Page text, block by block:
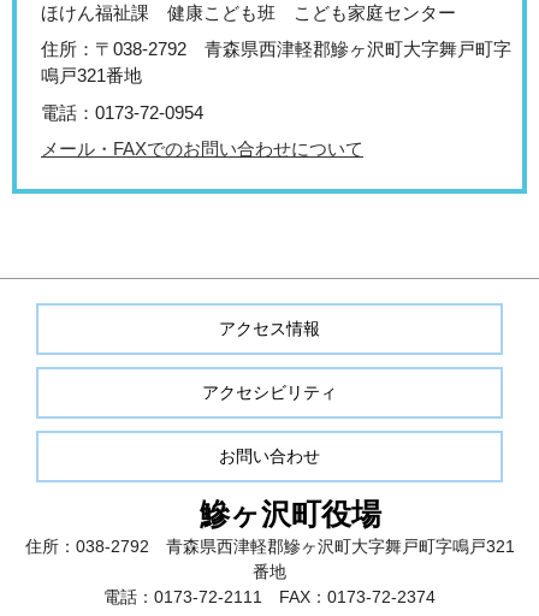
ほけん福祉課 健康こども班 こども家庭センター
住所：〒038-2792 青森県西津軽郡鰺ヶ沢町大字舞戸町字
鳴戸321番地
電話：0173‐72‐0954
メール・FAXでのお問い合わせについて
アクセス情報
アクセシビリティ
お問い合わせ
鰺ヶ沢町役場
住所：038-2792 青森県西津軽郡鰺ヶ沢町大字舞戸町字鳴戸321
番地
電話：0173-72-2111 FAX：0173-72-2374